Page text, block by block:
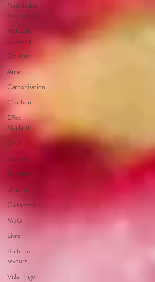
Néophobie
alimentaire
Horizons
d'attente
Couleur
Amer
Carbonisation
Charbon
Effet
Maillard
Goût
Saveur
Sensation
Umami
Glutamate
MSG
Livre
Profil de
saveurs
Vide-frigo